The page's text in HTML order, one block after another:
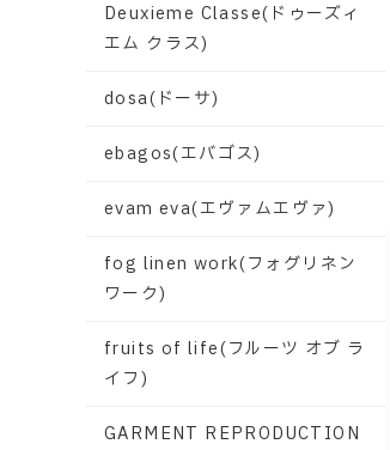
Deuxieme Classe(ドゥーズィ
エム クラス)
dosa(ドーサ)
ebagos(エバゴス)
evam eva(エヴァムエヴァ)
fog linen work(フォグリネン
ワーク)
fruits of life(フルーツ オブ ラ
イフ)
GARMENT REPRODUCTION